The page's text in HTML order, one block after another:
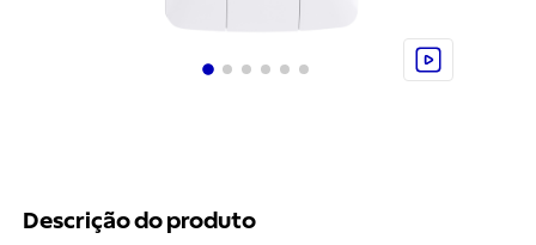
Descrição do produto